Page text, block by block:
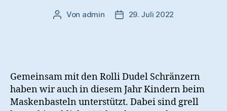
Beitragsautor
Von admin Veröffentlichungsdatum
29. Juli 2022
Gemeinsam mit den Rolli Dudel Schränzern
haben wir auch in diesem Jahr Kindern beim
Maskenbasteln unterstützt. Dabei sind grell